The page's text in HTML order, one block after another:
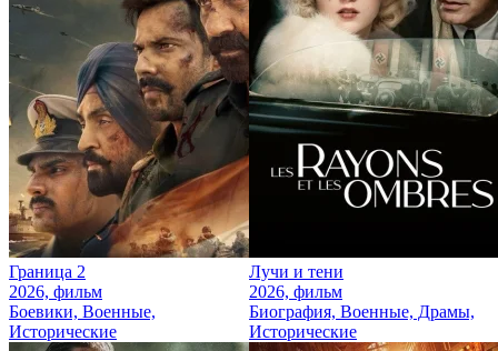
Граница 2
2026, фильм
Боевики, Военные,
Исторические
Лучи и тени
2026, фильм
Биография, Военные, Драмы,
Исторические